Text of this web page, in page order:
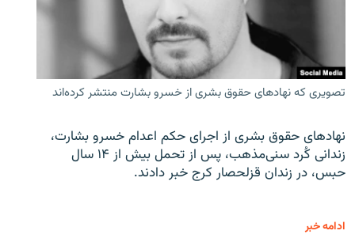
تصویری که نهادهای حقوق بشری از خسرو بشارت منتشر کرده‌اند
نهادهای حقوق بشری از اجرای حکم اعدام خسرو بشارت،
زندانی کُرد سنی‌مذهب، پس از تحمل بیش از ۱۴ سال
حبس، در زندان قزلحصار کرج خبر دادند.
ادامه خبر